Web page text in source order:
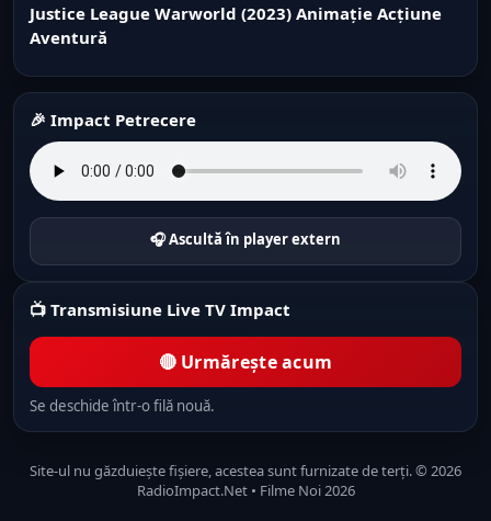
Justice League Warworld (2023) Animație Acțiune
Aventură
🎉 Impact Petrecere
🎧 Ascultă în player extern
📺 Transmisiune Live TV Impact
🔴 Urmărește acum
Se deschide într-o filă nouă.
Site-ul nu găzduiește fișiere, acestea sunt furnizate de terți. © 2026
RadioImpact.Net • Filme Noi 2026